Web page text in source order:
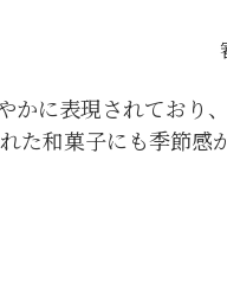
かに表現されており
た和菓子にも季節感